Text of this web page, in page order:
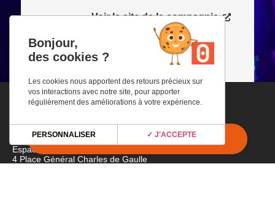
Consulter le site
Voir le site de la compagnie
ACCUEIL
TU VIENS À MA
BOUM – PYJ’ PARTY
Adresse
Espace Culturel ANGONIA
4 Place Général Charles de Gaulle
Bonjour,
des cookies ?
Les cookies nous apportent des retours précieux sur
vos interactions avec notre site, pour apporter
régulièrement des améliorations à votre expérience.
✓ J'ACCEPTE
PERSONNALISER